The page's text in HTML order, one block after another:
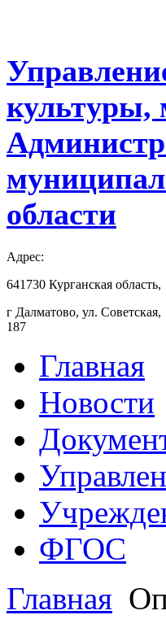
культуры,
области
Адрес:
641730 Курганская область,
г Далматово, ул. Советская,
187
Главная
Новости
ФГОС
Главная